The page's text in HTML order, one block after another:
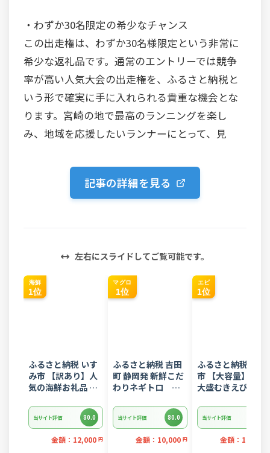
・わずか30名限定の希少なチャンス
この出走権は、わずか30名様限定という非常に
希少な返礼品です。通常のエントリーでは競争
率が高い人気大会の出走権を、ふるさと納税と
いう形で確実に手に入れられる貴重な機会とな
ります。宮崎の地で最高のランニングを楽し
み、地域を応援したいランナーにとって、見
記事の詳細を見る
左右にスライドしてご覧可能です。
海鮮
1位
ふるさと納税 いす
み市 【訳あり】人
気の海鮮お礼品 チ
り落とし(端材)約
3kg
当サイト評価 80.0
金額：12,000 円
マグロ
1位
ふるさと納税 吉田
町 静岡発 新鮮こだ
わりネギトロ
り)のセット
当サイト評価 80.0
金額：10,000 円
エビ
1位
ふるさと納税 西尾
市 【大容量】特大
大盛むきえび
当サイト評価
金額：12,000